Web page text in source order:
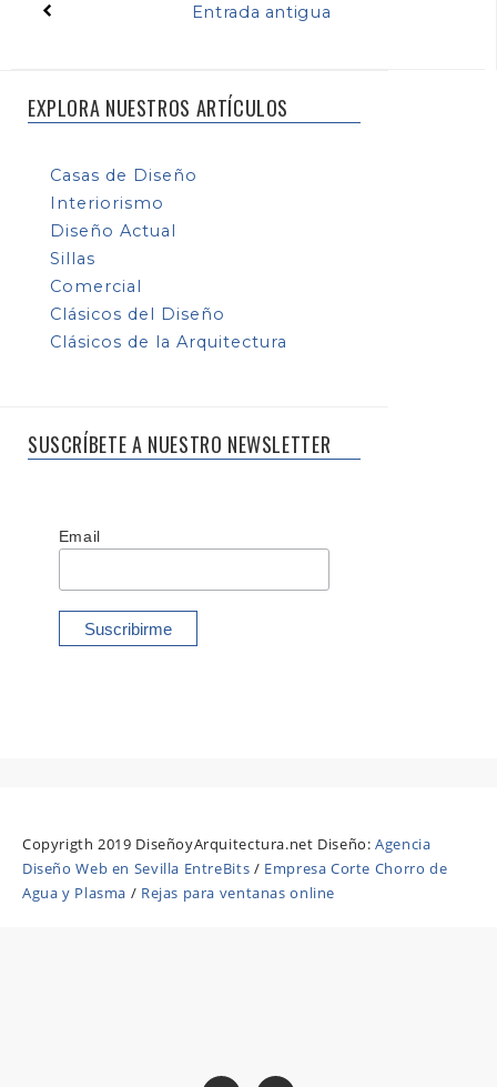
Entrada antigua
EXPLORA NUESTROS ARTÍCULOS
Casas de Diseño
Interiorismo
Diseño Actual
Sillas
Comercial
Clásicos del Diseño
Clásicos de la Arquitectura
SUSCRÍBETE A NUESTRO NEWSLETTER
Email
Copyrigth 2019 DiseñoyArquitectura.net Diseño:Agencia
Diseño Web en Sevilla EntreBits / Empresa Corte Chorro de
Agua y Plasma / Rejas para ventanas online